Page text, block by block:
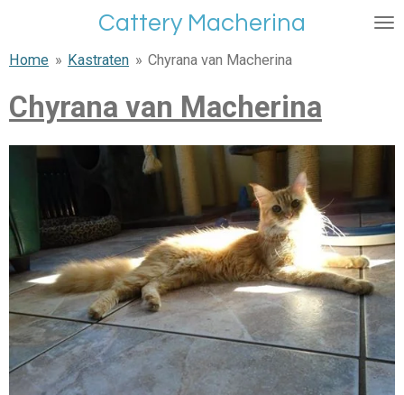
naar
hoofdinhoud
Cattery Macherina
Home » Kastraten » Chyrana van Macherina
Chyrana van Macherina